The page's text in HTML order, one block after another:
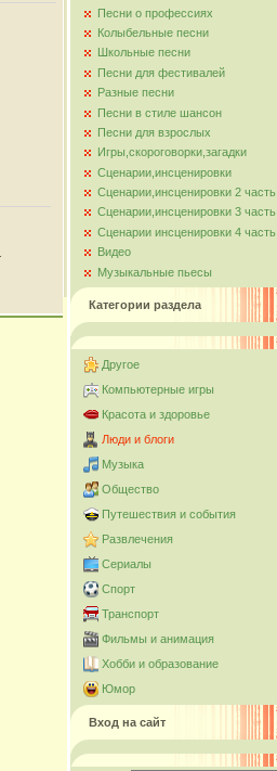
Песни о профессиях
Колыбельные песни
Школьные песни
Песни для фестивалей
Разные песни
Песни в стиле шансон
Песни для взрослых
Игры,скороговорки,загадки
Сценарии,инсценировки
Сценарии,инсценировки 2 часть
Сценарии,инсценировки 3 часть
Сценарии инсценировки 4 часть
Видео
Музыкальные пьесы
Категории раздела
Другое
Компьютерные игры
Красота и здоровье
Люди и блоги
Музыка
Общество
Путешествия и события
Развлечения
Сериалы
Спорт
Транспорт
Фильмы и анимация
Хобби и образование
Юмор
Вход на сайт